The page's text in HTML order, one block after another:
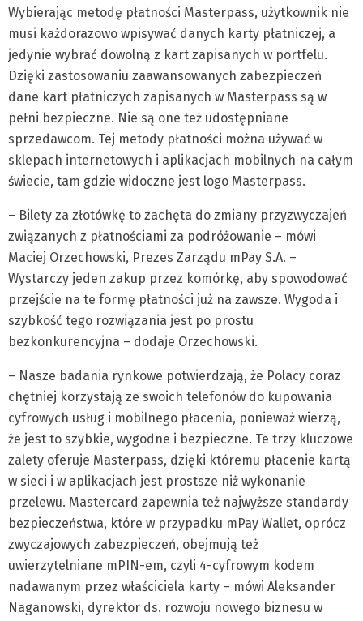
Wybierając metodę płatności Masterpass, użytkownik nie
musi każdorazowo wpisywać danych karty płatniczej, a
jedynie wybrać dowolną z kart zapisanych w portfelu.
Dzięki zastosowaniu zaawansowanych zabezpieczeń
dane kart płatniczych zapisanych w Masterpass są w
pełni bezpieczne. Nie są one też udostępniane
sprzedawcom. Tej metody płatności można używać w
sklepach internetowych i aplikacjach mobilnych na całym
świecie, tam gdzie widoczne jest logo Masterpass.
– Bilety za złotówkę to zachęta do zmiany przyzwyczajeń
związanych z płatnościami za podróżowanie – mówi
Maciej Orzechowski, Prezes Zarządu mPay S.A. –
Wystarczy jeden zakup przez komórkę, aby spowodować
przejście na te formę płatności już na zawsze. Wygoda i
szybkość tego rozwiązania jest po prostu
bezkonkurencyjna – dodaje Orzechowski.
– Nasze badania rynkowe potwierdzają, że Polacy coraz
chętniej korzystają ze swoich telefonów do kupowania
cyfrowych usług i mobilnego płacenia, ponieważ wierzą,
że jest to szybkie, wygodne i bezpieczne. Te trzy kluczowe
zalety oferuje Masterpass, dzięki któremu płacenie kartą
w sieci i w aplikacjach jest prostsze niż wykonanie
przelewu. Mastercard zapewnia też najwyższe standardy
bezpieczeństwa, które w przypadku mPay Wallet, oprócz
zwyczajowych zabezpieczeń, obejmują też
uwierzytelniane mPIN-em, czyli 4-cyfrowym kodem
nadawanym przez właściciela karty – mówi Aleksander
Naganowski, dyrektor ds. rozwoju nowego biznesu w